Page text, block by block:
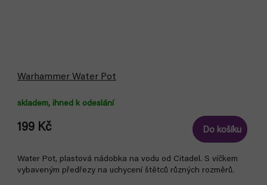
Warhammer Water Pot
skladem, ihned k odeslání
199 Kč Do košíku
Water Pot, plastová nádobka na vodu od Citadel. S víčkem
vybaveným předřezy na uchycení štětců různých rozměrů.